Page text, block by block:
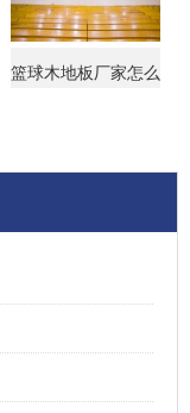
篮球木地板厂家怎么